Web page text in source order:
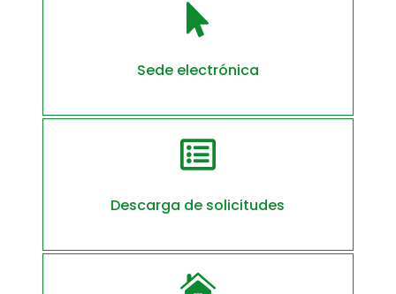

Sede electrónica

Descarga de solicitudes